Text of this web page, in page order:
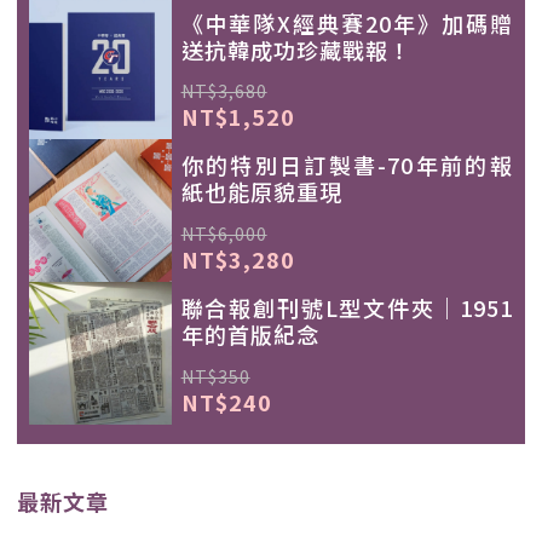
《中華隊X經典賽20年》加碼贈
送抗韓成功珍藏戰報！
NT$3,680
NT$1,520
你的特別日訂製書-70年前的報
紙也能原貌重現
NT$6,000
NT$3,280
聯合報創刊號L型文件夾｜1951
年的首版紀念
NT$350
NT$240
最新文章